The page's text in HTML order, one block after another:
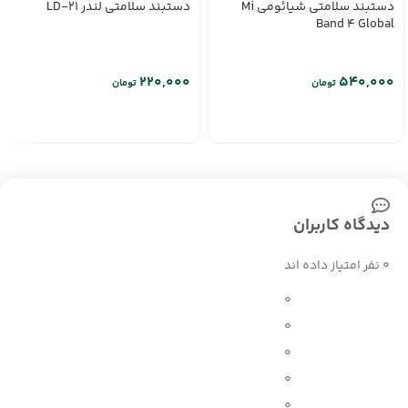
دستبند سلامتی شیائومی Mi
Band 4 Global
تومان
دستبند سلامتی لندر LD-21
تومان
دیدگاه کاربران
0 نفر امتیاز داده اند
0
0
0
0